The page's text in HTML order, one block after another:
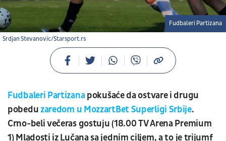
Srdjan Stevanovic/Starsport.rs
Fudbaleri Partizana
Fudbaleri Partizanapokušaće da ostvare i drugu
pobeduzaredom u MozzartBet Superligi Srbije.
Crno-beli večeras gostuju (18.00 TV Arena Premium
1) Mladosti iz Lučana sa jednim ciljem, a to je trijumf